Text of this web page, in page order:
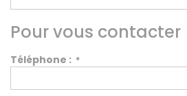
Transport /
Imprimerie /
Pour vous contacter
Téléphone : *